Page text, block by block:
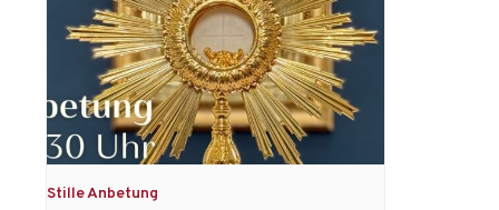
Stille Anbetung